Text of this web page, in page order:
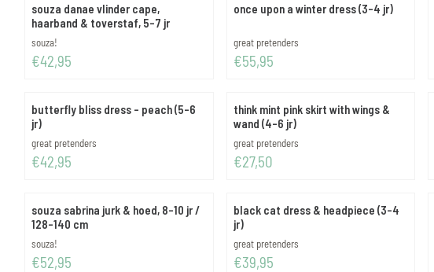
souza danae vlinder cape,
haarband & toverstaf, 5-7 jr
Merk:
souza!
Prijs: 42,95
€42,95
once upon a winter dress (3-4 jr)
Merk:
great pretenders
Prijs: 55,95
€55,95
butterfly bliss dress - peach (5-6
jr)
Merk:
great pretenders
Prijs: 42,95
€42,95
think mint pink skirt with wings &
wand (4-6 jr)
Merk:
great pretenders
Prijs: 27,50
€27,50
souza sabrina jurk & hoed, 8-10 jr /
128-140 cm
Merk:
souza!
Prijs: 52,95
€52,95
black cat dress & headpiece (3-4
jr)
Merk:
great pretenders
Prijs: 39,95
€39,95